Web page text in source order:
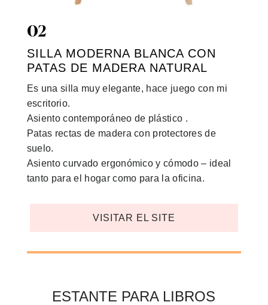
02
SILLA MODERNA BLANCA CON
PATAS DE MADERA NATURAL
Es una silla muy elegante, hace juego con mi
escritorio.
Asiento contemporáneo de plástico .
Patas rectas de madera con protectores de
suelo.
Asiento curvado ergonómico y cómodo – ideal
tanto para el hogar como para la oficina.
VISITAR EL SITE
ESTANTE PARA LIBROS